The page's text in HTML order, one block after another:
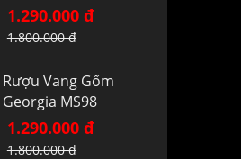
1.290.000 đ
1.800.000 đ
Rượu Vang Gốm
Georgia MS98
1.290.000 đ
1.800.000 đ